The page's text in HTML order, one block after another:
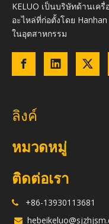
KELUO เป็นบริษัทด้านเค
อะไหล่ที่ก่อตั้งโดย
ในอุตสาหกรรม
ลิงค์
หมวดหมู่
ติดต่อเรา
 +86-13930113681
